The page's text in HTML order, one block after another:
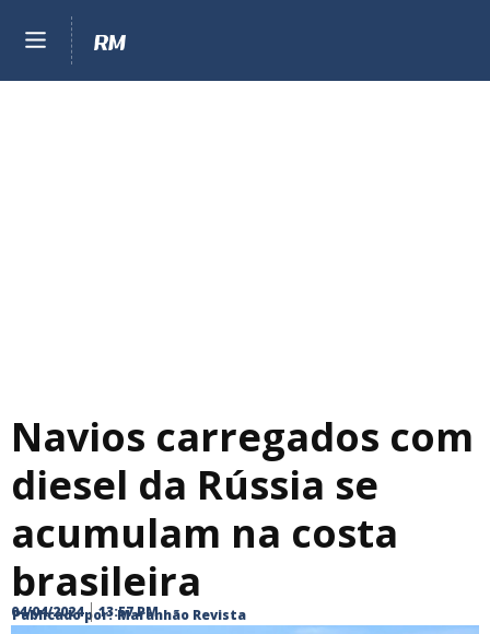
Navios carregados com
diesel da Rússia se
acumulam na costa
brasileira
Publicado por: Maranhão Revista
04/04/2024 13:57 PM